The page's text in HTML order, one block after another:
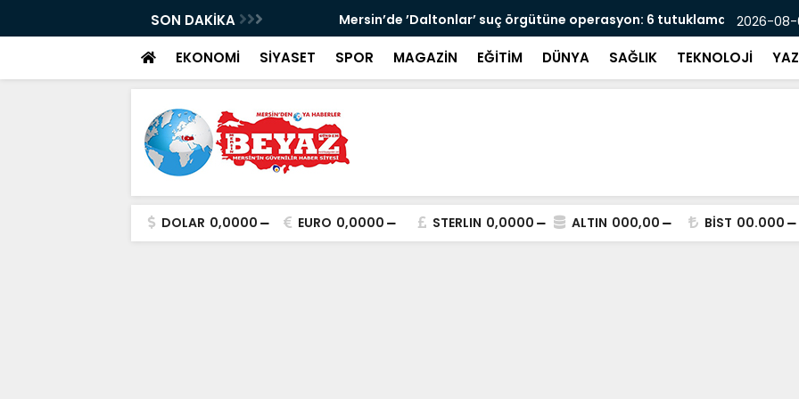
SON DAKİKA Mersin’de ’Daltonlar’ suç örgütüne operasyon: 6 tutuklama 2026-08-
EKONOMİ SİYASET SPOR MAGAZİN EĞİTİM DÜNYA SAĞLIK TEKNOLOJİ
DOLAR 0,0000 EURO 0,0000 STERLIN 0,0000 ALTIN 000,00 BİST 00.000